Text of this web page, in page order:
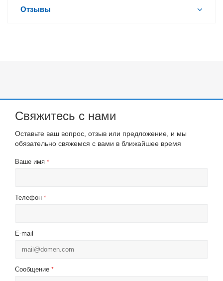
Отзывы
Свяжитесь с нами
Оставьте ваш вопрос, отзыв или предложение, и мы
обязательно свяжемся с вами в ближайшее время
Ваше имя *
Телефон *
E-mail
Сообщение *